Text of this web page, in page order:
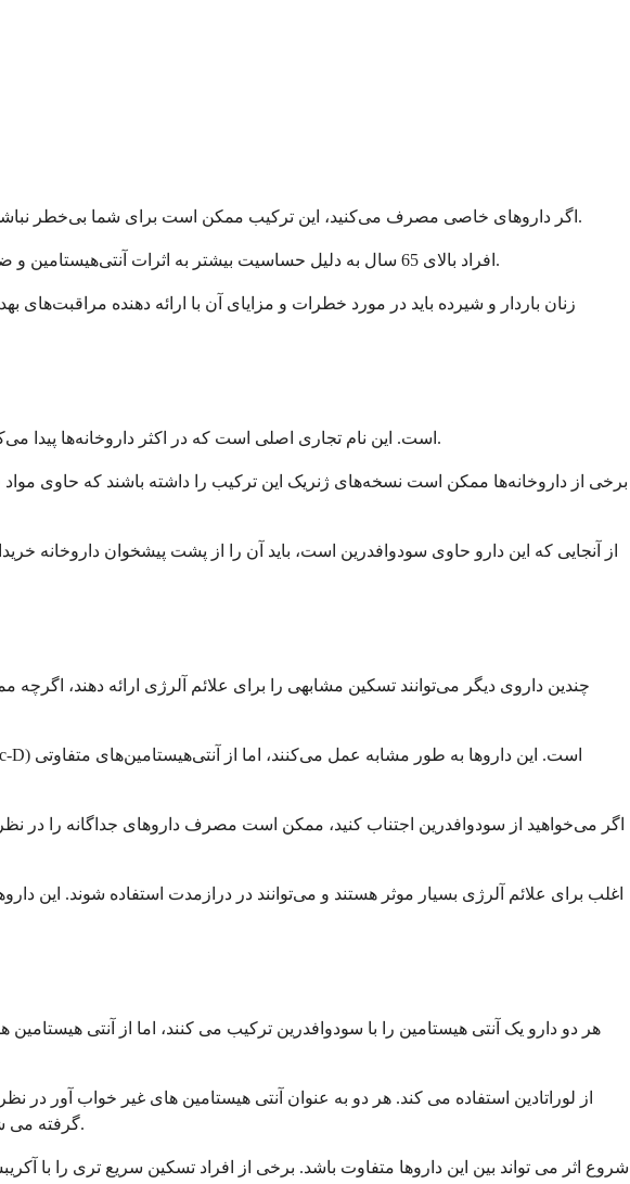
اگر داروهای خاصی مصرف می‌کنید، این ترکیب ممکن است برای شما بی‌خطر نباشد. همیشه در مورد تمام داروهایی که مصرف می‌کنید، از جمله داروهای بدون نسخه و مکمل‌ها، به پزشک خود اطلاع دهید.
افراد بالای 65 سال به دلیل حساسیت بیشتر به اثرات آنتی‌هیستامین و ضد احتقان، نیاز به توجه ویژه دارند. پزشک شما ممکن است دوز کمتری را توصیه کند یا درمان‌های جایگزین را پیشنهاد دهد.
زنان باردار و شیرده باید در مورد خطرات و مزایای آن با ارائه دهنده
نام تجاری رایج برای این داروی ترکیبی Semprex-D است. این نام تجاری اصلی است که در اکثر داروخانه‌ها پیدا می‌کنید، زمانی که پزشک شما آکریواستین و سودوافدرین را تجویز می‌کند.
برخی از داروخانه‌ها ممکن است نسخه‌های ژنریک این ترکیب را داشته باشند که حاوی مواد
از آنجایی که این دارو حاوی سودوافدرین است، باید آن را از پشت پیشخوان داروخانه
چندین داروی دیگر می‌توانند تسکین مشابهی را برای علائم آلرژی ارائه دهند،
اگر می‌خواهید از سودوافدرین اجتناب کنید، ممکن است مصرف داروهای جداگانه را در
هر دو دارو یک آنتی هیستامین را با سودوافدرین ترکیب می کنند، اما از آنتی
گرفته می شوند، اگرچه ممکن است برخی از افراد متوجه شوند که یکی از آنها باعث خواب آلودگی کمتری نسبت به دیگری می شود.
شروع اثر می تواند بین این داروها متفاوت باشد. برخی از افراد تسکین سریع تری را با